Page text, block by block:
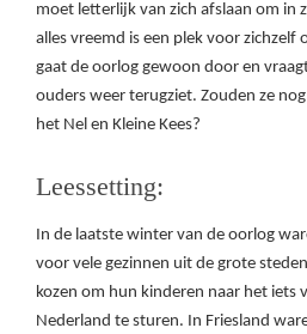
moet letterlijk van zich afslaan om in
alles vreemd is een plek voor zichzelf
gaat de oorlog gewoon door en
ouders weer terugziet. Zouden ze
het Nel en Kleine Kees?
Leessetting:
In de laatste winter van de oorlog
voor vele gezinnen uit de grote
kozen om hun kinderen naar het iets
Nederland te sturen. In Friesland